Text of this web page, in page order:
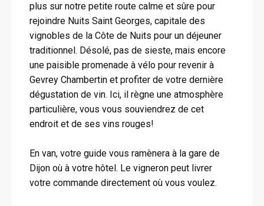
plus sur notre petite route calme et sûre pour
rejoindre Nuits Saint Georges, capitale des
vignobles de la Côte de Nuits pour un déjeuner
traditionnel. Désolé, pas de sieste, mais encore
une paisible promenade à vélo pour revenir à
Gevrey Chambertin et profiter de votre dernière
dégustation de vin. Ici, il règne une atmosphère
particulière, vous vous souviendrez de cet
endroit et de ses vins rouges!
En van, votre guide vous ramènera à la gare de
Dijon où à votre hôtel. Le vigneron peut livrer
votre commande directement où vous voulez.